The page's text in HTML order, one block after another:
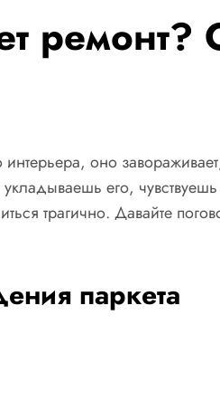
оно
укладываешь его,
трагично. Давайте
паркета